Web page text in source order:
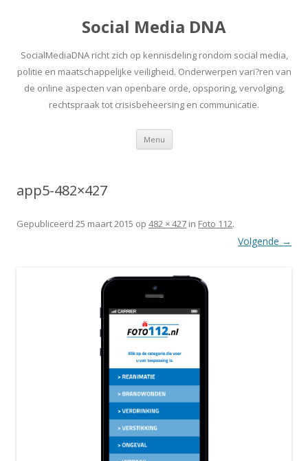
Social Media DNA
SocialMediaDNA richt zich op kennisdeling rondom social media,
politie en maatschappelijke veiligheid. Onderwerpen vari?ren van
de online aspecten van openbare orde, opsporing, vervolging,
rechtspraak tot crisisbeheersing en communicatie.
Menu Spring
inhoud
app5-482×427
Gepubliceerd 25 maart 2015 op 482 × 427 in Foto 112.
Volgende →